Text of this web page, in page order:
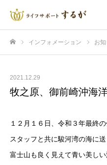
インフォメーション お
2021.12.29
牧之原、御前崎沖海
１２月１６日、令和３年最終
スタッフと共に駿河湾の海に
富士山も良く見えて青い美し